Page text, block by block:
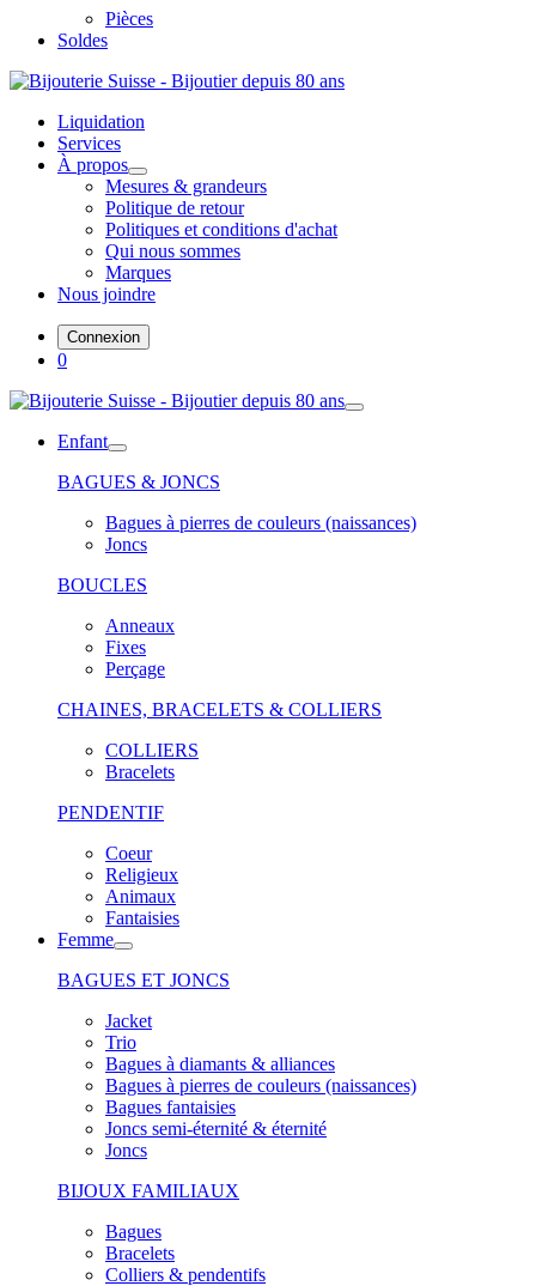
Pièces
Soldes
Liquidation
Services
À propos
Mesures & grandeurs
Politique de retour
Politiques et conditions d'achat
Qui nous sommes
Marques
Nous joindre
Connexion
0
Enfant
BAGUES & JONCS
Bagues à pierres de couleurs (naissances)
Joncs
BOUCLES
Anneaux
Fixes
Perçage
CHAINES, BRACELETS & COLLIERS
COLLIERS
Bracelets
PENDENTIF
Coeur
Religieux
Animaux
Fantaisies
Femme
BAGUES ET JONCS
Jacket
Trio
Bagues à diamants & alliances
Bagues à pierres de couleurs (naissances)
Bagues fantaisies
Joncs semi-éternité & éternité
Joncs
BIJOUX FAMILIAUX
Bagues
Bracelets
Colliers & pendentifs